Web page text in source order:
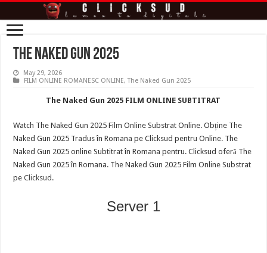
The Naked Gun 2025
May 29, 2026
FILM ONLINE ROMANESC ONLINE,The Naked Gun 2025
The Naked Gun 2025 FILM ONLINE SUBTITRAT
Watch The Naked Gun 2025 Film Online Substrat Online. Obține The
Naked Gun 2025 Tradus în Romana pe Clicksud pentru Online. The
Naked Gun 2025 online Subtitrat în Romana pentru. Clicksud oferă The
Naked Gun 2025 în Romana. The Naked Gun 2025 Film Online Substrat
peClicksud .
Server 1